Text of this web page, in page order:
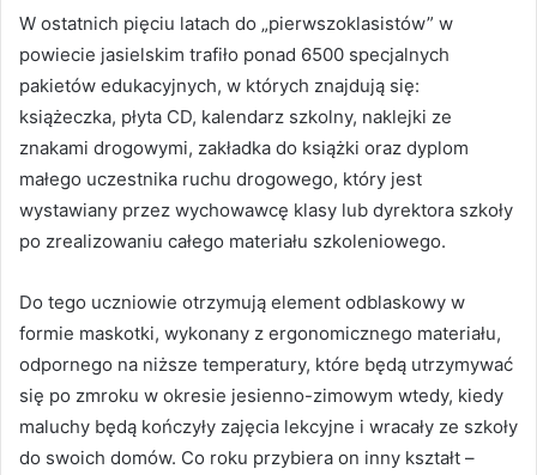
W ostatnich pięciu latach do „pierwszoklasistów” w
powiecie jasielskim trafiło ponad 6500 specjalnych
pakietów edukacyjnych, w których znajdują się:
książeczka, płyta CD, kalendarz szkolny, naklejki ze
znakami drogowymi, zakładka do książki oraz dyplom
małego uczestnika ruchu drogowego, który jest
wystawiany przez wychowawcę klasy lub dyrektora szkoły
po zrealizowaniu całego materiału szkoleniowego.
Do tego uczniowie otrzymują element odblaskowy w
formie maskotki, wykonany z ergonomicznego materiału,
odpornego na niższe temperatury, które będą utrzymywać
się po zmroku w okresie jesienno-zimowym wtedy, kiedy
maluchy będą kończyły zajęcia lekcyjne i wracały ze szkoły
do swoich domów. Co roku przybiera on inny kształt –